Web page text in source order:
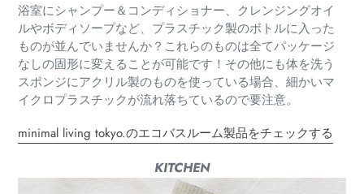
浴室にシャンプー＆コンディショナー、クレンジングオイ
ルやボディソープなど、プラスチック製のボトルに入った
ものが並んでいませんか？これらのものは全てパッケージ
なしの固形に変えることが可能です！その他にも体を洗う
スポンジにアクリル製のものを使っている場合、細かいマ
イクロプラスチックが流れ落ちているので要注意。
minimal living tokyo.のエコバスルーム製品をチェックする
KITCHEN